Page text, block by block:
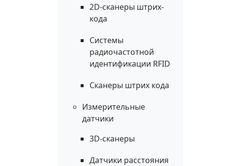
2D-сканеры штрих-
кода
Системы
радиочастотной
идентификации RFID
Сканеры штрих кода
Измерительные
датчики
3D-сканеры
Датчики расстояния